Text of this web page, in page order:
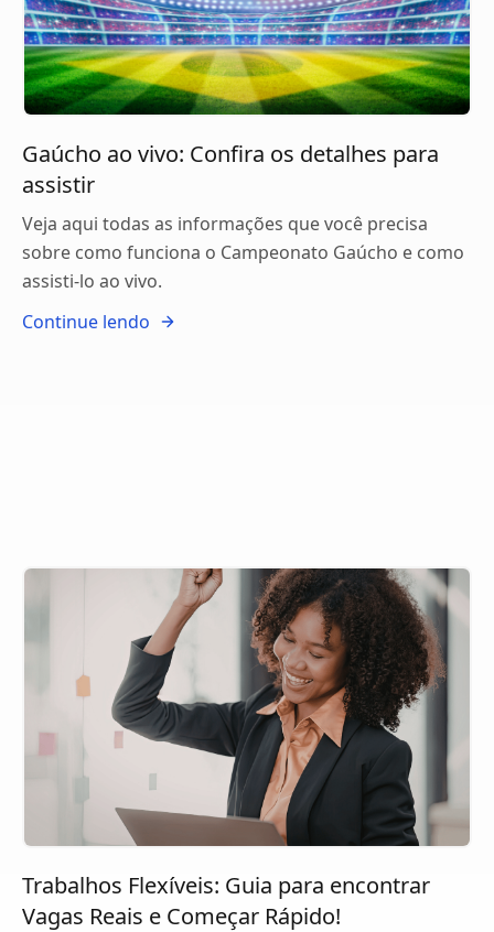
Gaúcho ao vivo: Confira os detalhes para
assistir
Veja aqui todas as informações que você precisa
sobre como funciona o Campeonato Gaúcho e como
assisti-lo ao vivo.
Continue lendo
Trabalhos Flexíveis: Guia para encontrar
Vagas Reais e Começar Rápido!